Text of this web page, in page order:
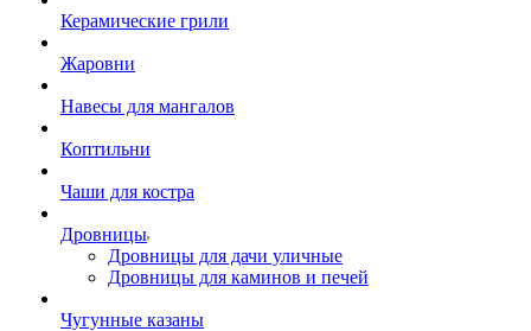
Керамические грили
Жаровни
Навесы для мангалов
Коптильни
Чаши для костра
Дровницы
Дровницы для дачи уличные
Дровницы для каминов и печей
Чугунные казаны